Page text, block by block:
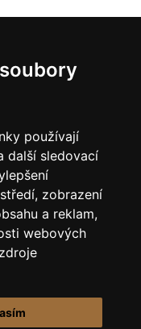
používají
další sledovací
zobrazení
a reklam,
webových